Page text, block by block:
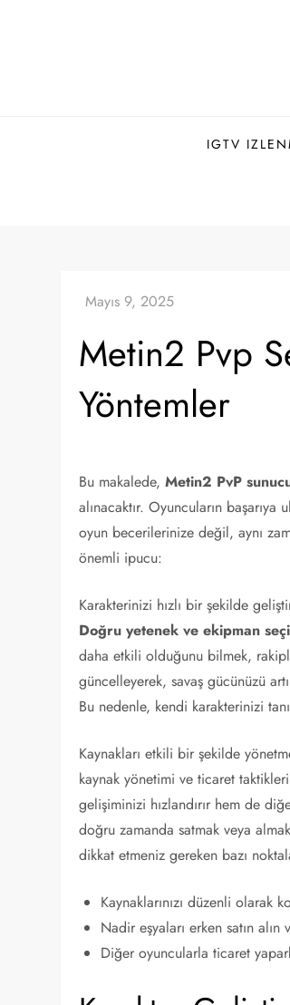
IGTV
Metin2 Pvp
Yöntemler
Bu makalede,Metin2 PvP
alınacaktır. Oyuncuların
oyun becerilerinize değil, aynı
önemli ipucu:
Karakterinizi hızlı bir şekilde
Doğru yetenek ve ekipman
daha etkili olduğunu bilmek,
güncelleyerek, savaş gücünüzü
Bu nedenle, kendi karakterinizi
Kaynakları etkili bir şekilde
kaynak yönetimi ve ticaret
gelişiminizi hızlandırır hem de
doğru zamanda satmak veya
dikkat etmeniz gereken bazı
Kaynaklarınızı düzenli olarak
Nadir eşyaları erken satın alın
Diğer oyuncularla ticaret